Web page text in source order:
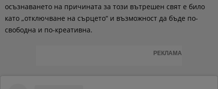
осъзнаването на причината за този вътрешен свят е било
като „отключване на сърцето“ и възможност да бъде по-
свободна и по-креативна.
РЕКЛАМА